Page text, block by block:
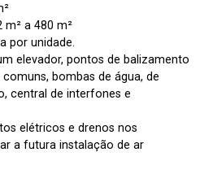
m² a 480 m²
por unidade.
elevador, pontos de balizamento
bombas de água, de
central de interfones e
elétricos e drenos nos
a futura instalação de ar